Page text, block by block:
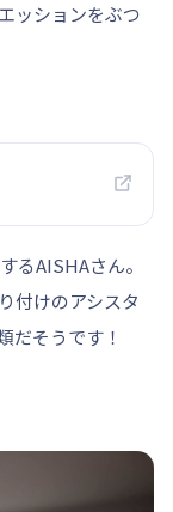
ッションをぶつ
るAISHAさん。
付けのアシスタ
だそうです！